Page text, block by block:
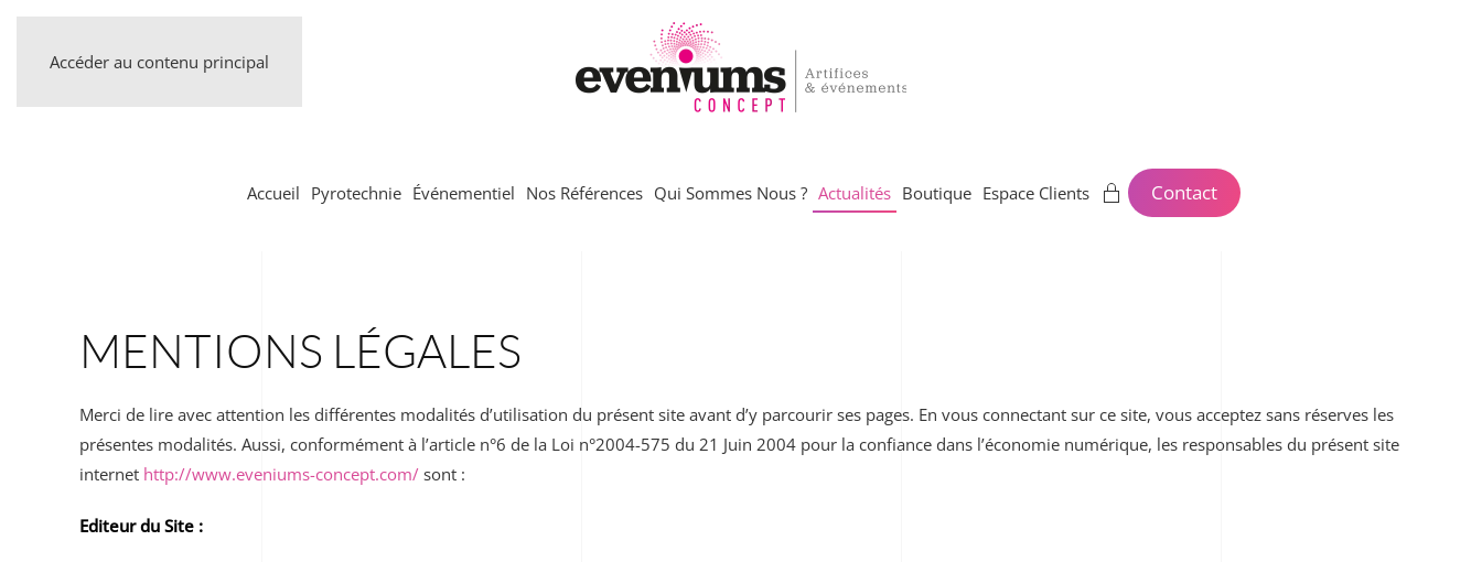
Accéder au contenu principal
Accueil Pyrotechnie Événementiel Nos Références Qui Sommes Nous ? Actualités Boutique Espace Clients Contact
MENTIONS LÉGALES
Merci de lire avec attention les différentes modalités d’utilisation du présent site avant d’y parcourir ses pages. En vous connectant sur ce site, vous acceptez sans réserves les
présentes modalités. Aussi, conformément à l’article n°6 de la Loi n°2004-575 du 21 Juin 2004 pour la confiance dans l’économie numérique, les responsables du présent site
internet http://www.eveniums-concept.com/ sont :
Editeur du Site :